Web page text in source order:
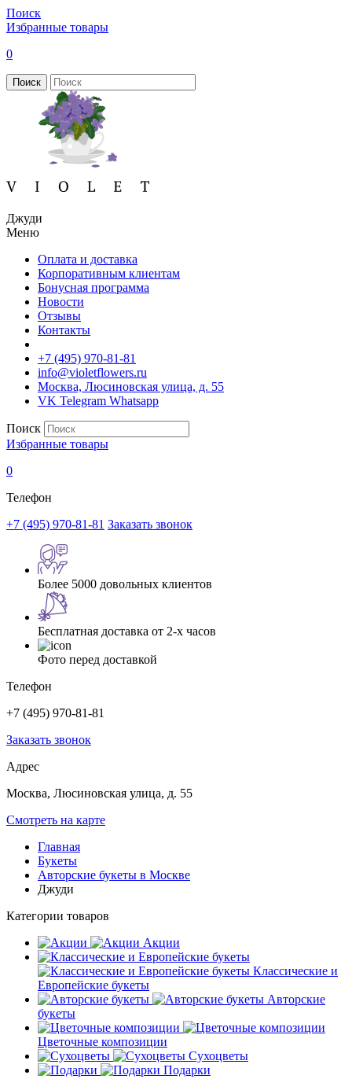
Поиск
Избранные товары
0
Поиск
Джуди
Меню
Оплата и доставка
Корпоративным клиентам
Бонусная программа
Новости
Отзывы
Контакты
+7 (495) 970-81-81
info@violetflowers.ru
Москва, Люсиновская улица, д. 55
VK Telegram Whatsapp
Поиск
Избранные товары
0
Телефон
+7 (495) 970-81-81 Заказать звонок
Более 5000 довольных клиентов
Бесплатная доставка от 2-х часов
Фото перед доставкой
Телефон
+7 (495) 970-81-81
Заказать звонок
Адрес
Москва, Люсиновская улица, д. 55
Смотреть на карте
Главная
Букеты
Авторские букеты в Москве
Джуди
Категории товаров
Акции
Классические и
Европейские букеты
Авторские
букеты
Цветочные композиции
Сухоцветы
Подарки